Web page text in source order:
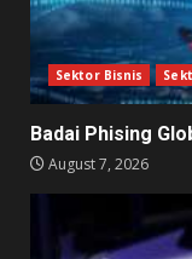
Sektor Bisnis
Badai Phising
August 7, 2026